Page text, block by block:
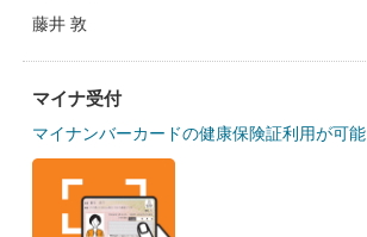
藤井 敦
マイナ受付
マイナンバーカードの健康保険証利用が可能